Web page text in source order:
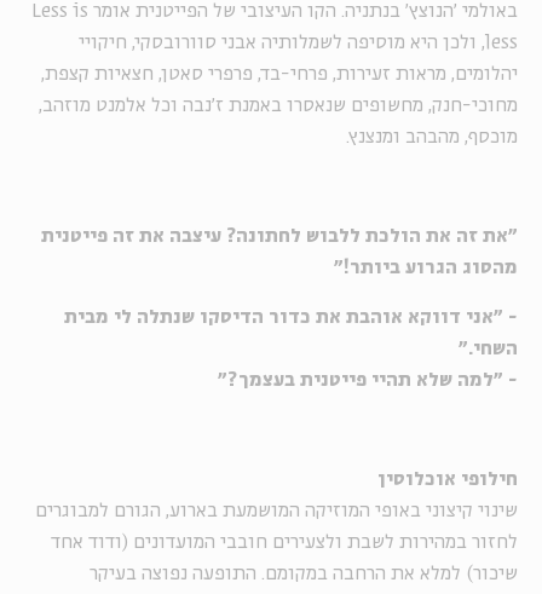
באולמי 'הנוצץ' בנתניה. הקו העיצובי של הפייטנית אומר Less is
less, ולכן היא מוסיפה לשמלותיה אבני סוורובסקי, חיקויי
יהלומים, מראות זעירות, פרחי-בד, פרפרי סאטן, חצאיות קצפת,
מחוכי-חנק, מחשופים שנאסרו באמנת ז'נבה וכל אלמנט מוזהב,
מוכסף, מהבהב ומנצנץ.
"את זה את הולכת ללבוש לחתונה? עיצבה את זה פייטנית
מהסוג הגרוע ביותר!"
- "אני דווקא אוהבת את כדור הדיסקו שנתלה לי מבית
השחי."
- "למה שלא תהיי פייטנית בעצמך?"
חילופי אוכלוסין
שינוי קיצוני באופי המוזיקה המושמעת בארוע, הגורם למבוגרים
לחזור במהירות לשבת ולצעירים חובבי המועדונים (ודוד אחד
שיכור) למלא את הרחבה במקומם. התופעה נפוצה בעיקר